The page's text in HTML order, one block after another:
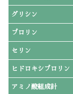
グリシン
プロリン
セリン
ヒドロキシプロリン
アミノ酸組成計